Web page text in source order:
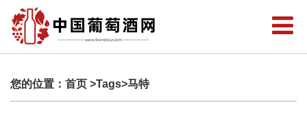
您的位置： 首页 >Tags>马特